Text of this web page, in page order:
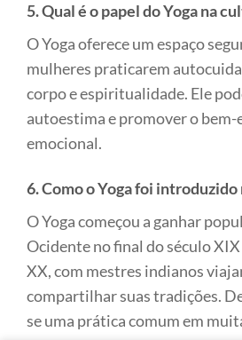
5. Qual é o papel do Yoga na
O Yoga oferece um espaço
mulheres praticarem
corpo e espiritualidade. Ele
autoestima e promover o bem-
emocional.
6. Como o Yoga foi
O Yoga começou a ganhar
Ocidente no final do século
XX, com mestres indianos
compartilhar suas tradições.
se uma prática comum em